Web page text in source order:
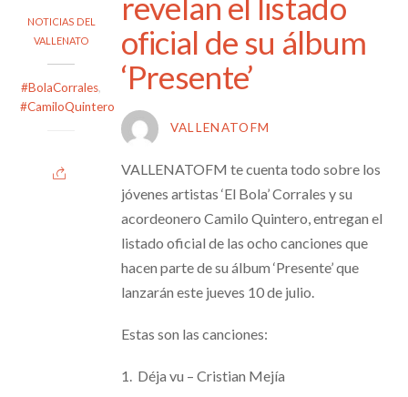
NOTICIAS DEL
VALLENATO
#BolaCorrales,
#CamiloQuintero
oficial de su álbum
‘Presente’
VALLENATOFM
VALLENATOFM te cuenta todo sobre los
jóvenes artistas ‘El Bola’ Corrales y su
acordeonero Camilo Quintero, entregan el
listado oficial de las ocho canciones que
hacen parte de su álbum ‘Presente’ que
lanzarán este jueves 10 de julio.
Estas son las canciones:
1. Déja vu – Cristian Mejía